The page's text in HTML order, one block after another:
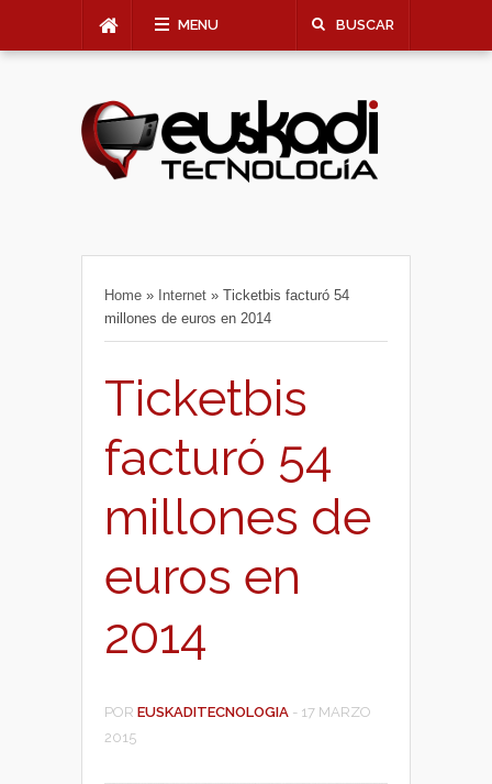
MENU BUSCAR
Home » Internet » Ticketbis facturó 54
millones de euros en 2014
Ticketbis
facturó 54
millones de
euros en
2014
POR EUSKADITECNOLOGIA - 17 MARZO
2015